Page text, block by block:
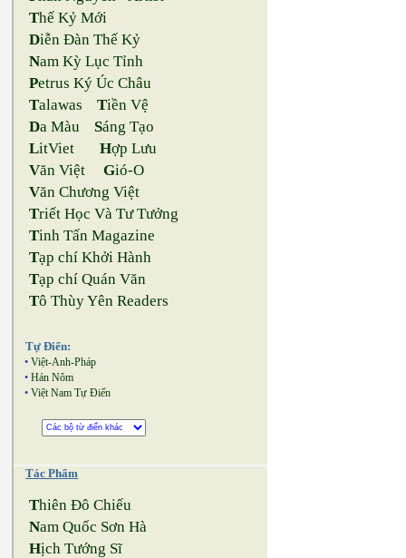
Thế Kỷ Mới
Diễn Đàn Thế Kỷ
Nam Kỳ Lục Tỉnh
Petrus Ký Úc Châu
Talawas Tiền Vệ
Da Màu Sáng Tạo
LitViet Hợp Lưu
Văn Việt Gió-O
Văn Chương Việt
Triết Học Và Tư Tưởng
Tinh Tấn Magazine
Tạp chí Khởi Hành
Tạp chí Quán Văn
Tô Thùy Yên Readers
Tự Điển:
• Việt-Anh-Pháp
• Hán Nôm
• Việt Nam Tự Điển
Tác Phẩm
Thiên Đô Chiếu
Nam Quốc Sơn Hà
Hịch Tướng Sĩ